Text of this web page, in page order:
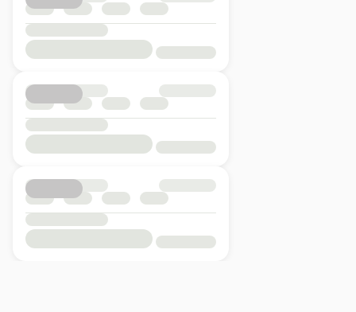
Auxiliary Heater